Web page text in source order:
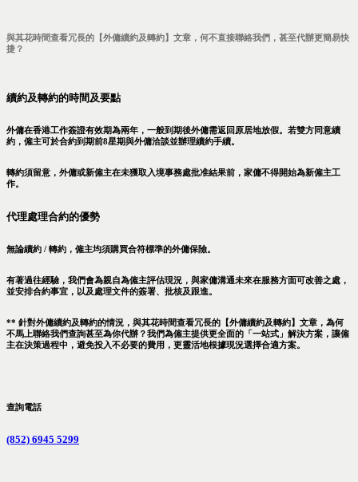
與其花時間查看冗長的【外傭續約及轉約】文章，何不直接聯絡我們，甚至代辦更簡易快
捷？
續約及轉約的時間及要點
外傭在香港工作簽證有效期為兩年，一般到期後外傭需返回原居地放假。若雙方同意續
約，僱主可於合約到期前8星期與外傭洽談並辦理續約手續。
轉約須留意，外傭或新僱主在未獲取入境事務處批准結果前，家傭不得開始為新僱主工
作。
代理處理合約的優勢
無論續約 / 轉約，僱主均須購買合符標準的外傭保險。
有著過往經驗，我們會為親自為僱主評估現況，與家傭溝通未來在服務方面可改善之處，
並安排合約事宜，以及處理文件的簽署、批核及跟進。
** 針對外傭續約及轉約的情況，與其花時間查看冗長的【外傭續約及轉約】文章，為何
不馬上聯絡我們查詢甚至為你代辦？我們為僱主提供更全面的「一站式」解決方案，讓僱
主在決策過程中，避免投入不必要的費用，更靈活地根據現況選擇合適方案。
查詢電話
(852) 6945 5299